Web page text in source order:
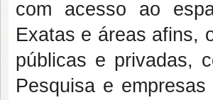
com acesso ao
Exatas e áreas afins,
públicas e privadas,
Pesquisa e